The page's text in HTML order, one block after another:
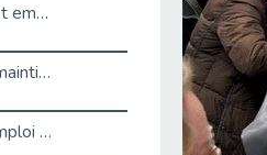
Handicap moteur et emploi : réussir ses recrutements vidéo
Témoignage : "Le maintien en emploi est un investissement, pas une contrainte."
L’équipe de Cap Emploi 92 s’agrandit : Bienvenue à Charmila, Khoudia et Fadila !